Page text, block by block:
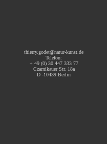
thierry.godet@natur-kunst.de
Telefon:
+ 49 (0) 30 447 333 77
Czarnikauer Str. 18a
D -10439 Berlin